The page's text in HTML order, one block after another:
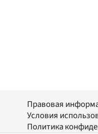
Правовая
Условия
Политика